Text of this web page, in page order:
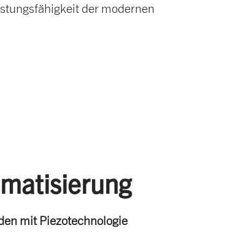
der modernen
mit Piezotechnologie